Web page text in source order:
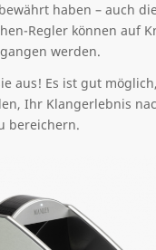
haben – auch
Regler können auf
werden.
aus! Es ist gut
Ihr Klangerlebnis
bereichern.